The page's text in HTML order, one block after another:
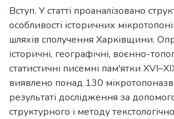
Вступ. У статті проаналізовано
особливості історичних
шляхів сполучення Харківщини.
історичні, географічні, воєнно-
статистичні писемні пам'ятки
виявлено понад 130
результаті дослідження за
структурного і методу